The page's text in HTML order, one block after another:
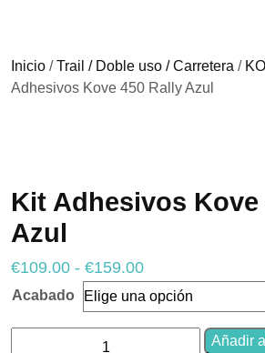
Inicio /Trail / Doble uso / Carretera /
Adhesivos Kove 450 Rally Azul
Kit Adhesivos Kove
Azul
€109.00 - €159.00Rango
de
precios:
Acabado
Añadir
Necesarias
Estas
cookies no
son
opcionales.
necesarias